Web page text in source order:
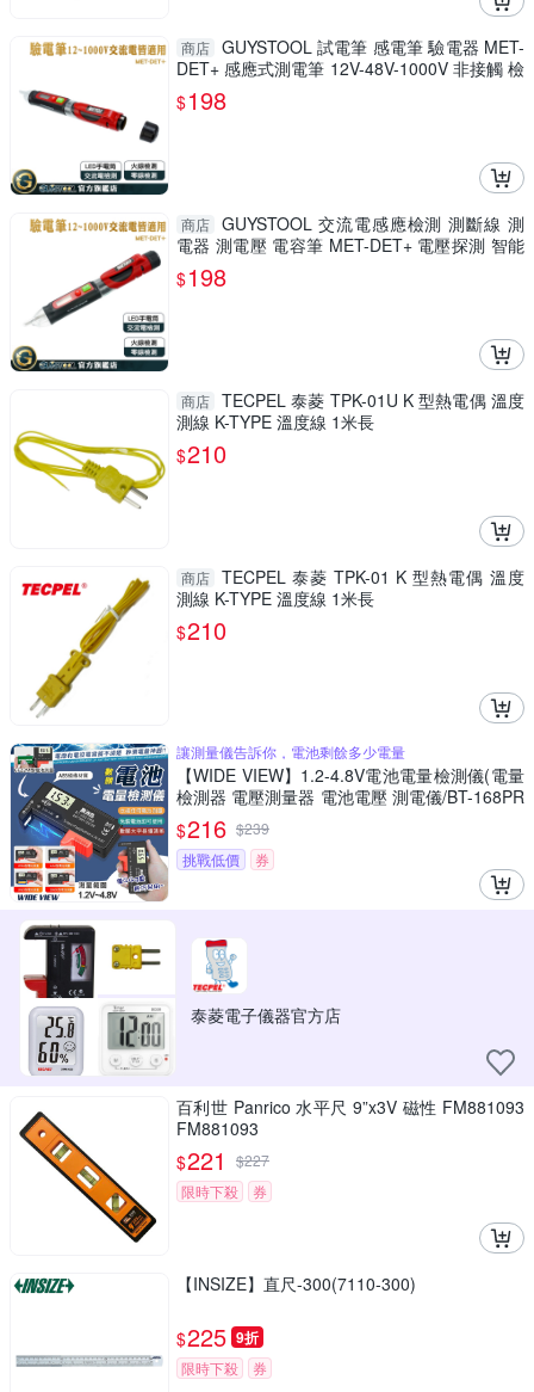
商店 GUYSTOOL 試電筆 感電筆 驗電器 MET-
DET+ 感應式測電筆 12V-48V-1000V 非接觸 檢
測工具 驗電筆
$198
商店 GUYSTOOL 交流電感應檢測 測斷線 測
電器 測電壓 電容筆 MET-DET+ 電壓探測 智能
測電筆 驗屋
$198
商店 TECPEL 泰菱 TPK-01U K 型熱電偶 溫度
測線 K-TYPE 溫度線 1米長
$210
商店 TECPEL 泰菱 TPK-01 K 型熱電偶 溫度
測線 K-TYPE 溫度線 1米長
$210
讓測量儀告訴你，電池剩餘多少電量
【WIDE VIEW】1.2-4.8V電池電量檢測儀(電量
檢測器 電壓測量器 電池電壓 測電儀/BT-168PR
O)
$216 $239
挑戰低價
券
泰菱電子儀器官方店
百利世 Panrico 水平尺 9”x3V 磁性 FM881093
FM881093
$221 $227
限時下殺
券
【INSIZE】直尺-300(7110-300)
$225 9折
限時下殺 券